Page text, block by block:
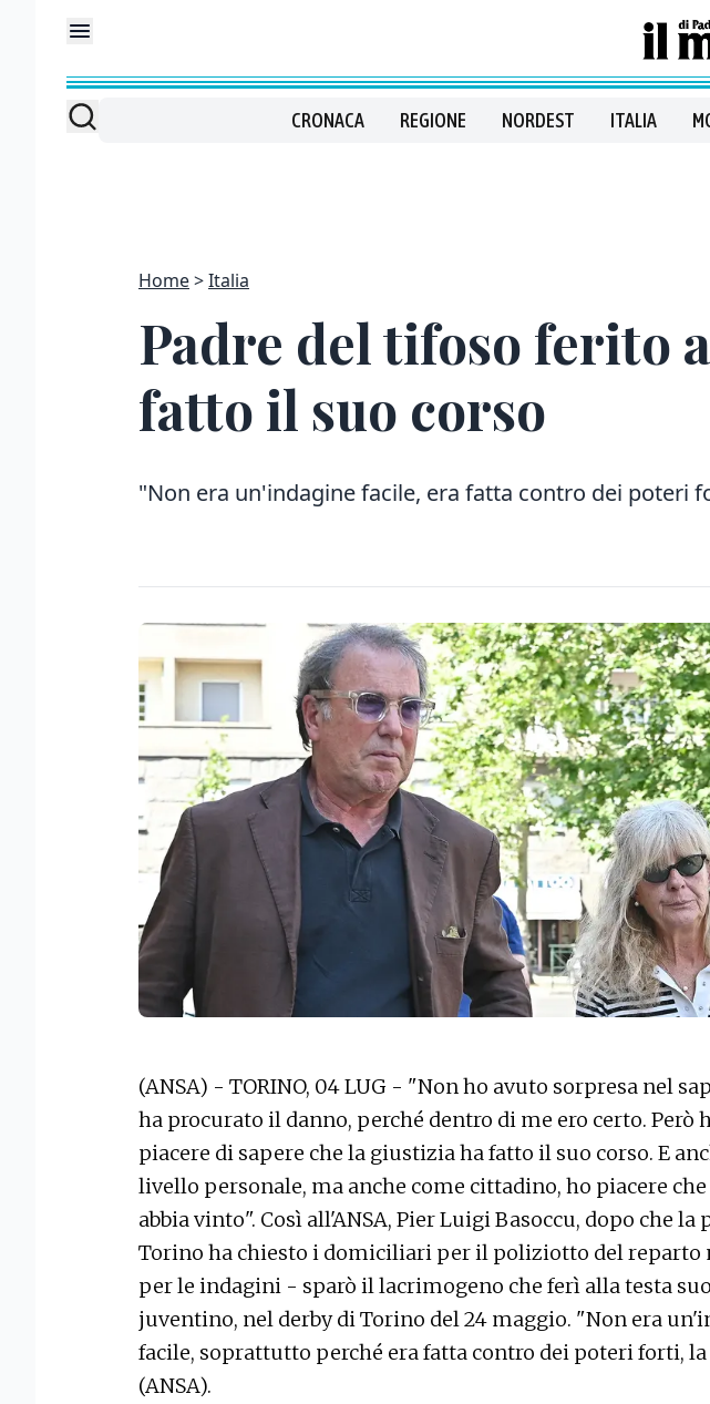
CRONACA REGIONE NORDEST ITALIA
Home Italia
Padre del tifoso ferito
fatto il suo corso
"Non era un'indagine facile, era fatta contro dei poteri
(ANSA) - TORINO, 04 LUG - "Non ho avuto sorpresa nel
ha procurato il danno, perché dentro di me ero certo. Però
piacere di sapere che la giustizia ha fatto il suo corso. E
livello personale, ma anche come cittadino, ho piacere
abbia vinto". Così all'ANSA, Pier Luigi Basoccu, dopo che la
Torino ha chiesto i domiciliari per il poliziotto del reparto
per le indagini - sparò il lacrimogeno che ferì alla testa
juventino, nel derby di Torino del 24 maggio. "Non era
facile, soprattutto perché era fatta contro dei poteri forti,
(ANSA).